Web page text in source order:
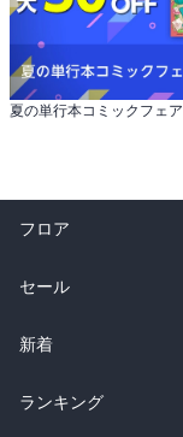
夏の単行本コミックフェア
フロア
総合
ラノベ
雑誌・グラビア
セール
総合
ラノベ
新着
総合
ランキング